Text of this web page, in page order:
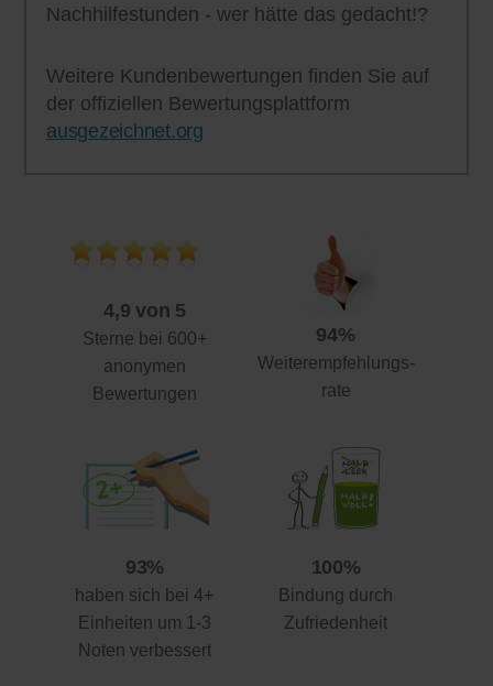
Nachhilfestunden - wer hätte das gedacht!?
Weitere Kundenbewertungen finden Sie auf
der offiziellen Bewertungsplattform
ausgezeichnet.org
4,9 von 5
Sterne bei 600+
anonymen
Bewertungen
94%
Weiterempfehlungs-
rate
93%
haben sich bei 4+
Einheiten um 1-3
Noten verbessert
100%
Bindung durch
Zufriedenheit